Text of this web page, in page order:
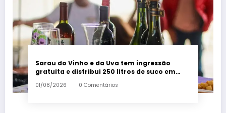
Sarau do Vinho e da Uva tem ingressão
gratuita e distribui 250 litros de suco em
Santa Teresa – Em Dia ES
01/08/2026 0 Comentários